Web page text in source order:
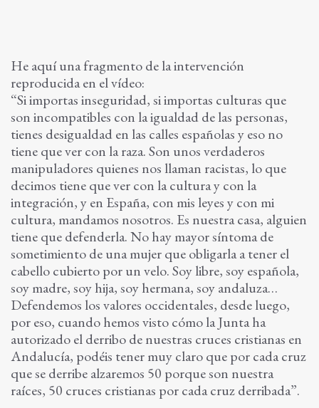
He aquí una fragmento de la intervención
reproducida en el vídeo:
“Si importas inseguridad, si importas culturas que
son incompatibles con la igualdad de las personas,
tienes desigualdad en las calles españolas y eso no
tiene que ver con la raza. Son unos verdaderos
manipuladores quienes nos llaman racistas, lo que
decimos tiene que ver con la cultura y con la
integración, y en España, con mis leyes y con mi
cultura, mandamos nosotros. Es nuestra casa, alguien
tiene que defenderla. No hay mayor síntoma de
sometimiento de una mujer que obligarla a tener el
cabello cubierto por un velo. Soy libre, soy española,
soy madre, soy hija, soy hermana, soy andaluza…
Defendemos los valores occidentales, desde luego,
por eso, cuando hemos visto cómo la Junta ha
autorizado el derribo de nuestras cruces cristianas en
Andalucía, podéis tener muy claro que por cada cruz
que se derribe alzaremos 50 porque son nuestra
raíces, 50 cruces cristianas por cada cruz derribada”.